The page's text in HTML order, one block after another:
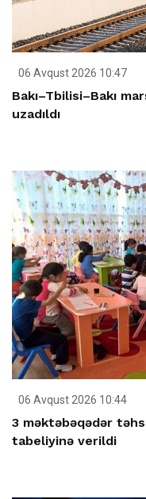
06 Avqust 2026 10:47
Bakı–Tbilisi–Bakı
uzadıldı
06 Avqust 2026 10:44
3 məktəbəqədər
tabeliyinə verildi